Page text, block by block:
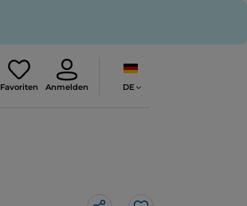
Favoriten Anmelden DE